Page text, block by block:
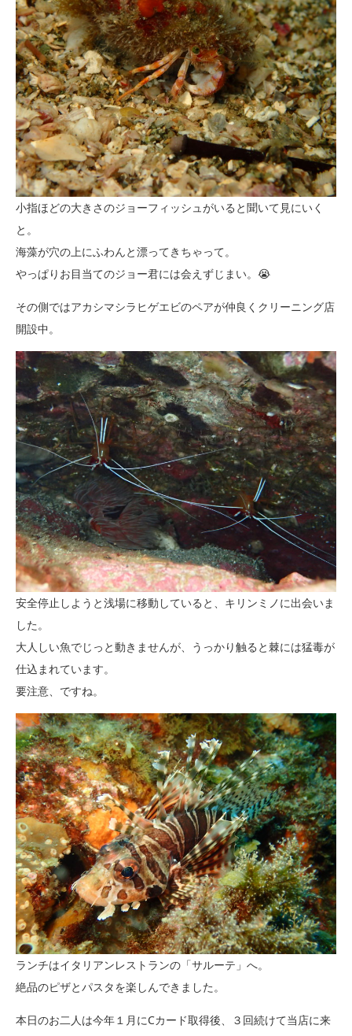
小指ほどの大きさのジョーフィッシュがいると聞いて見にいく
と。
海藻が穴の上にふわんと漂ってきちゃって。
やっぱりお目当てのジョー君には会えずじまい。😭
その側ではアカシマシラヒゲエビのペアが仲良くクリーニング店
開設中。
安全停止しようと浅場に移動していると、キリンミノに出会いま
した。
大人しい魚でじっと動きませんが、うっかり触ると棘には猛毒が
仕込まれています。
要注意、ですね。
ランチはイタリアンレストランの「サルーテ」へ。
絶品のピザとパスタを楽しんできました。
本日のお二人は今年１月にCカード取得後、３回続けて当店に来